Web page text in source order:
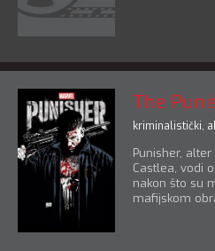
The
kriminalistički,
Punisher,
Castlea, vodi
nakon što su
mafijskom